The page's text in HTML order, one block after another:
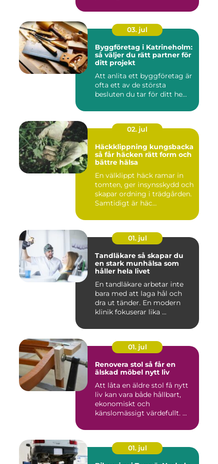
03. jul
Byggföretag i Katrineholm:
så väljer du rätt partner för
ditt projekt
Att anlita ett byggföretag är
ofta ett av de största
besluten du tar för ditt he...
02. jul
Häckklippning kungsbacka
så får häcken rätt form och
bättre hälsa
En välklippt häck ramar in
tomten, ger insynsskydd och
skapar ordning i trädgården.
Samtidigt är häc...
01. jul
Tandläkare så skapar du
en stark munhälsa som
håller hela livet
En tandläkare arbetar inte
bara med att laga hål och
dra ut tänder. En modern
klinik fokuserar lika ...
01. jul
Renovera stol så får en
älskad möbel nytt liv
Att låta en äldre stol få nytt
liv kan vara både hållbart,
ekonomiskt och
känslomässigt värdefullt. ...
01. jul